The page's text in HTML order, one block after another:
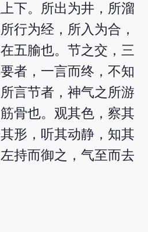
下。所出为井，所溜
行为经，所入为合，
五腧也。节之交，三
者，一言而终，不知
言节者，神气之所游
骨也。观其色，察其
形，听其动静，知其
持而御之，气至而去